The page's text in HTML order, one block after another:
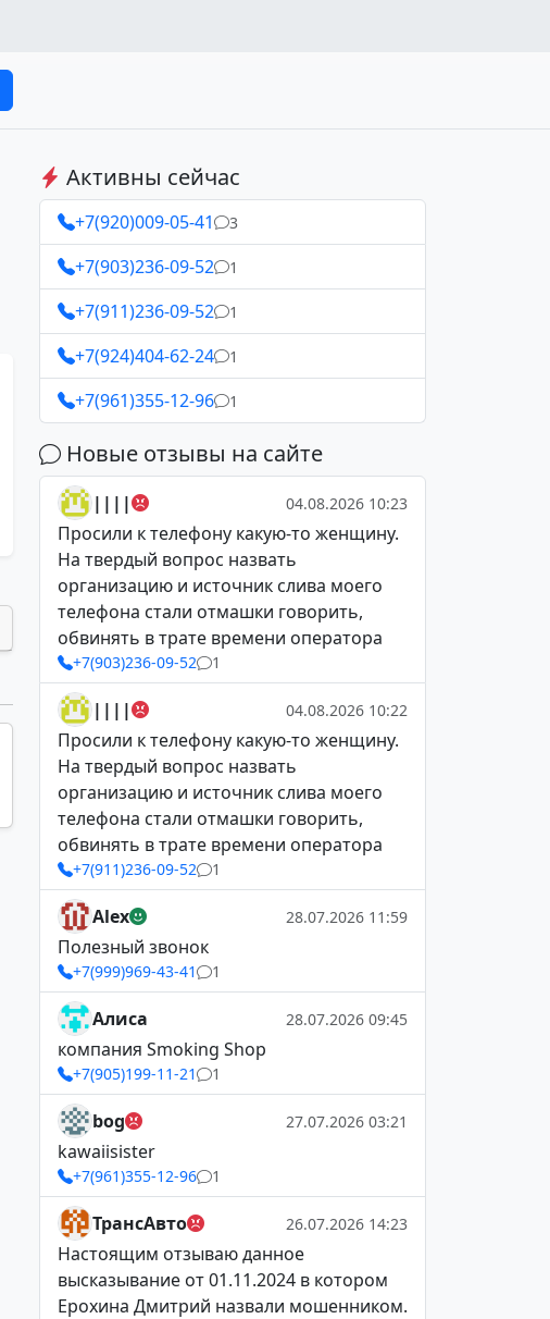
Активны сейчас
+7(920)009-05-41 3
+7(903)236-09-52 1
+7(911)236-09-52 1
+7(924)404-62-24 1
+7(961)355-12-96 1
Новые отзывы на сайте
|||| 04.08.2026 10:23
Просили к телефону какую-то женщину.
На твердый вопрос назвать
организацию и источник слива моего
телефона стали отмашки говорить,
обвинять в трате времени оператора
+7(903)236-09-52 1
|||| 04.08.2026 10:22
Просили к телефону какую-то женщину.
На твердый вопрос назвать
организацию и источник слива моего
телефона стали отмашки говорить,
обвинять в трате времени оператора
+7(911)236-09-52 1
Alex 28.07.2026 11:59
Полезный звонок
+7(999)969-43-41 1
Алиса 28.07.2026 09:45
компания Smoking Shop
+7(905)199-11-21 1
bog 27.07.2026 03:21
kawaiisister
+7(961)355-12-96 1
ТрансАвто 26.07.2026 14:23
Настоящим отзываю данное
высказывание от 01.11.2024 в котором
Ерохина Дмитрий назвали мошенником.